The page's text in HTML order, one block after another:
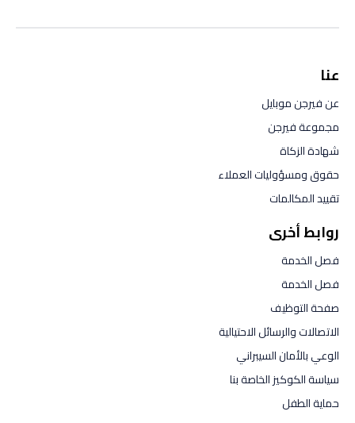
عنا
عن فيرجن موبايل
مجموعة فيرجن
شهادة الزكاة
حقوق ومسؤوليات العملاء
تقييد المكالمات
روابط أخرى
فصل الخدمة
فصل الخدمة
صفحة التوظيف
الاتصالات والرسائل الاحتيالية
الوعي بالأمان السيبراني
سياسة الكوكيز الخاصة بنا
حماية الطفل